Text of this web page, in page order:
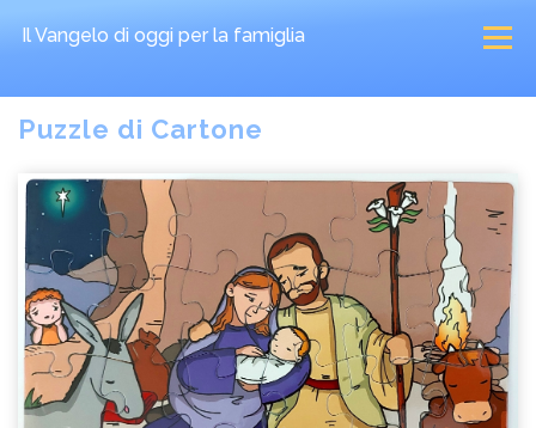
Il Vangelo di oggi per la famiglia
Puzzle di Cartone